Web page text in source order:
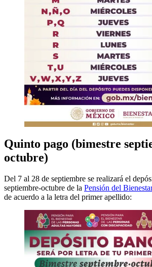
Quinto pago (bimestre
octubre)
Del 7 al 28 de septiembre se realizará el
septiembre-octubre de la Pensión del
de acuerdo a la letra del primer apellido: